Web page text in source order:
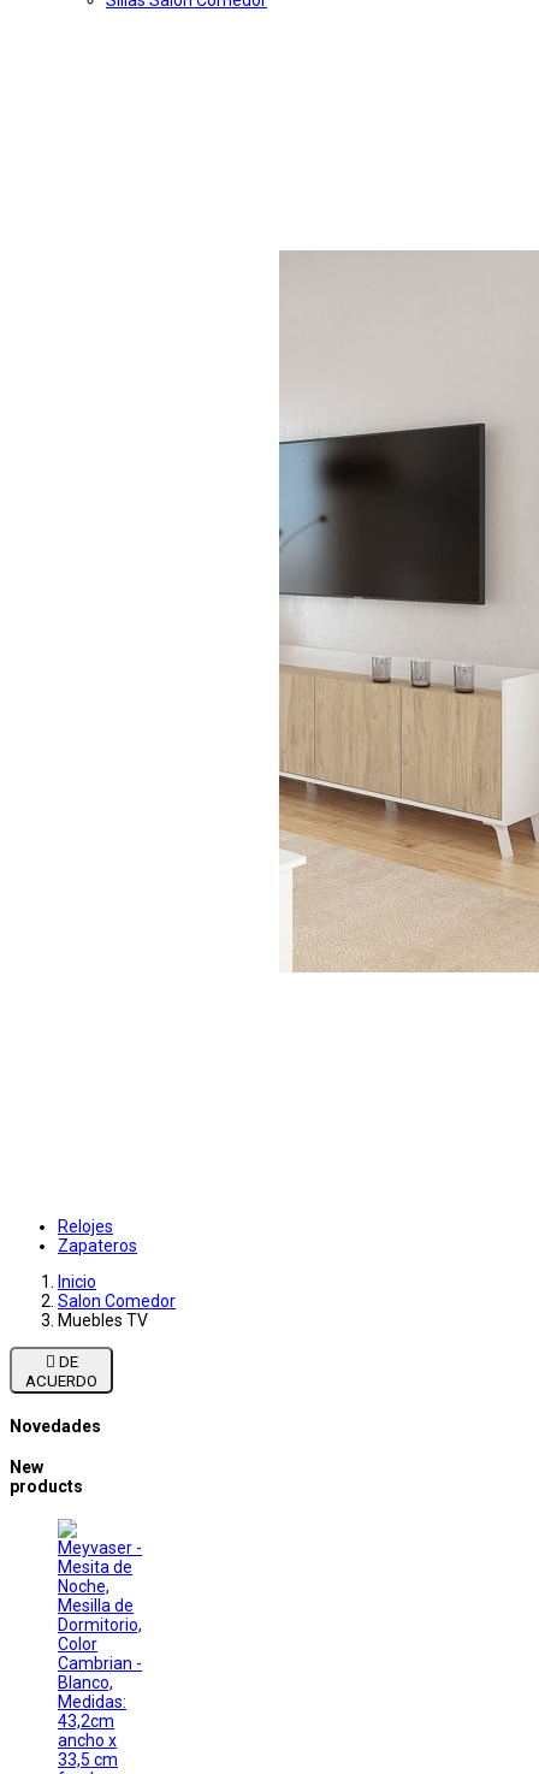
Relojes
Zapateros
Inicio
Salon Comedor
Muebles TV

ACUERDO
Novedades
New
products